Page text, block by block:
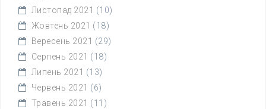
Листопад 2021 (10)
Жовтень 2021 (18)
Вересень 2021 (29)
Серпень 2021 (18)
Липень 2021 (13)
Червень 2021 (6)
Травень 2021 (11)